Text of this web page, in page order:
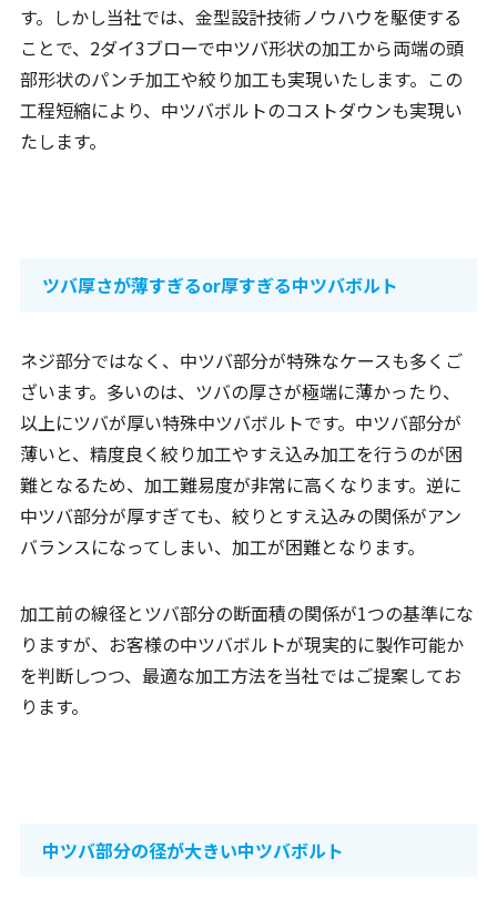
す。しかし当社では、金型設計技術ノウハウを駆使する
ことで、2ダイ3ブローで中ツバ形状の加工から両端の頭
部形状のパンチ加工や絞り加工も実現いたします。この
工程短縮により、中ツバボルトのコストダウンも実現い
たします。
ツバ厚さが薄すぎるor厚すぎる中ツバボルト
ネジ部分ではなく、中ツバ部分が特殊なケースも多くご
ざいます。多いのは、ツバの厚さが極端に薄かったり、
以上にツバが厚い特殊中ツバボルトです。中ツバ部分が
薄いと、精度良く絞り加工やすえ込み加工を行うのが困
難となるため、加工難易度が非常に高くなります。逆に
中ツバ部分が厚すぎても、絞りとすえ込みの関係がアン
バランスになってしまい、加工が困難となります。
加工前の線径とツバ部分の断面積の関係が1つの基準にな
りますが、お客様の中ツバボルトが現実的に製作可能か
を判断しつつ、最適な加工方法を当社ではご提案してお
ります。
中ツバ部分の径が大きい中ツバボルト